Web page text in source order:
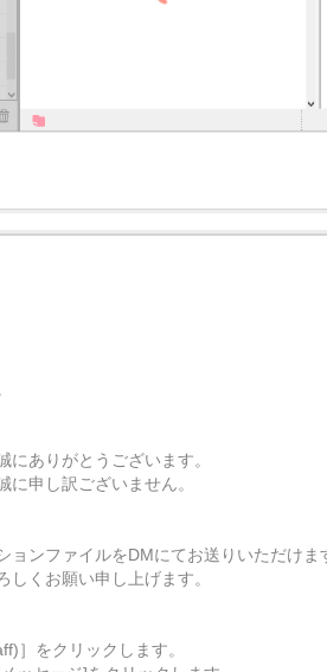
ありがとうございます。
に申し訳ございません。
ンファイルをDMにてお送りいただけま
くお願い申し上げます。
］をクリックします。